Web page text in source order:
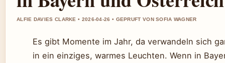
ALFIE DAVIES CLARKE • 2026-04-26 • GEPRUFT VON SOFIA WAGNER
Es gibt Momente im Jahr, da verwandeln sich
in ein einziges, warmes Leuchten. Wenn in